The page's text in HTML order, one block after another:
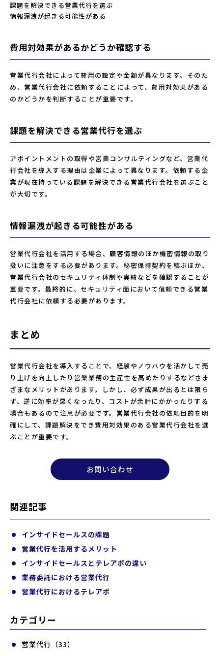
課題を解決できる営業代行を選ぶ
情報漏洩が起きる可能性がある
費用対効果があるかどうか確認する
営業代行会社によって費用の設定や金額が異なります。そのた
め、営業代行会社に依頼することによって、費用対効果がある
のかどうかを判断することが重要です。
課題を解決できる営業代行を選ぶ
アポイントメントの取得や営業コンサルティングなど、営業代
行会社を導入する理由は企業によって異なります。依頼する企
業が現在持っている課題を解決できる営業代行会社を選ぶこと
が大切です。
情報漏洩が起きる可能性がある
営業代行会社を活用する場合、顧客情報のほか機密情報の取り
扱いに注意をする必要があります。秘密保持契約を結ぶほか、
営業代行会社のセキュリティ体制や実績などを確認することが
重要です。最終的に、セキュリティ面において信頼できる営業
代行会社に依頼する必要があります。
まとめ
営業代行会社を導入することで、経験やノウハウを活かして売
り上げを向上したり営業業務の生産性を高めたりするなどさま
ざまなメリットがあります。しかし、必ず成果が出るとは限ら
ず、逆に効率が悪くなったり、コストが余計にかかったりする
場合もあるので注意が必要です。営業代行会社の依頼目的を明
確にして、課題解決をでき費用対効果のある営業代行会社を選
ぶことが重要です。
お問い合わせ
関連記事
インサイドセールスの課題
営業代行を活用するメリット
インサイドセールスとテレアポの違い
業務委託における営業代行
営業代行におけるテレアポ
カテゴリー
営業代行（33）